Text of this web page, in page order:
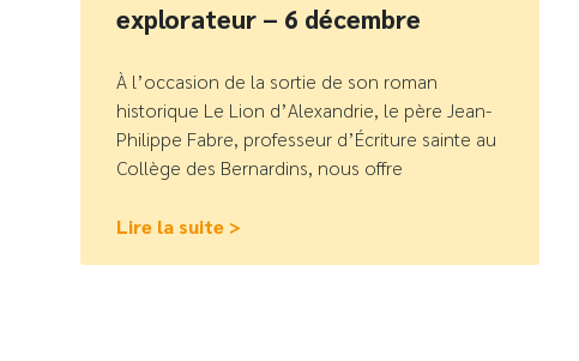
explorateur – 6 décembre
À l’occasion de la sortie de son roman
historique Le Lion d’Alexandrie, le père Jean-
Philippe Fabre, professeur d’Écriture sainte au
Collège des Bernardins, nous offre
Lire la suite >